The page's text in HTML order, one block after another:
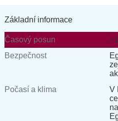
Základní informace
Časový posun
Bezpečnost
Počasí a klima
V